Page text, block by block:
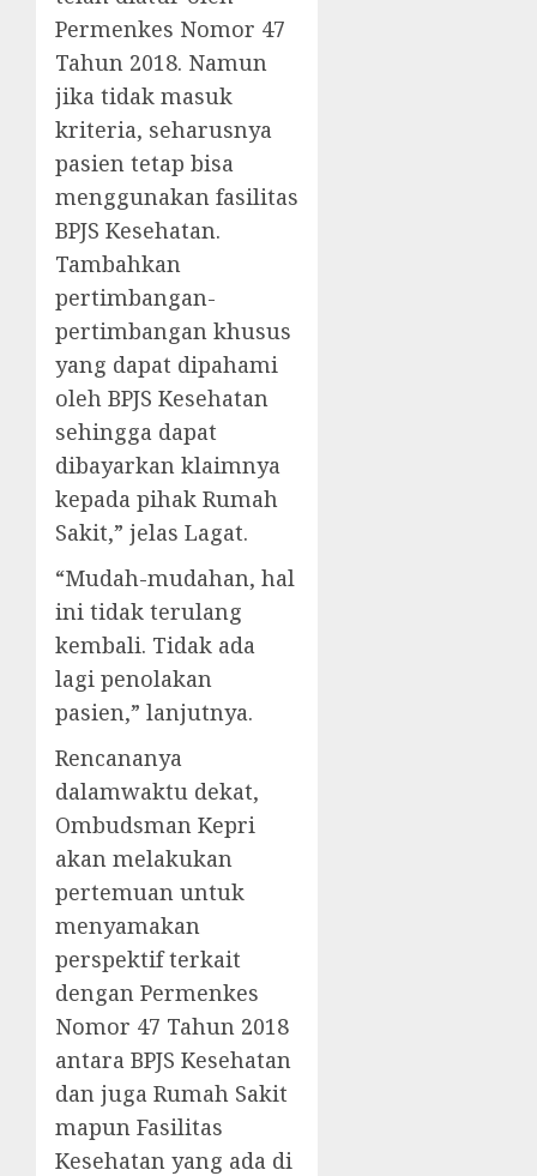
Permenkes Nomor 47
Tahun 2018. Namun
jika tidak masuk
kriteria, seharusnya
pasien tetap bisa
menggunakan fasilitas
BPJS Kesehatan.
Tambahkan
pertimbangan-
pertimbangan khusus
yang dapat dipahami
oleh BPJS Kesehatan
sehingga dapat
dibayarkan klaimnya
kepada pihak Rumah
Sakit,” jelas Lagat.
“Mudah-mudahan, hal
ini tidak terulang
kembali. Tidak ada
lagi penolakan
pasien,” lanjutnya.
Rencananya
dalamwaktu dekat,
Ombudsman Kepri
akan melakukan
pertemuan untuk
menyamakan
perspektif terkait
dengan Permenkes
Nomor 47 Tahun 2018
antara BPJS Kesehatan
dan juga Rumah Sakit
mapun Fasilitas
Kesehatan yang ada di